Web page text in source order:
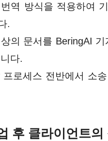
역 방식을 적용하여
.
의 문서를 BeringAI
다.
프로세스 전반에서 소
후 클라이언트의